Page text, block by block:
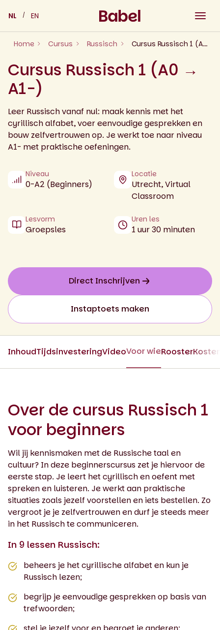
content
NL EN
Home Cursus Russisch Cursus Russisch 1 (A0 → A1-)
Cursus Russisch 1 (A0 →
A1-)
Leer Russisch vanaf nul: maak kennis met het
cyrillisch alfabet, voer eenvoudige gesprekken en
bouw zelfvertrouwen op. Je werkt toe naar niveau
A1- met praktische oefeningen.
Niveau
0-A2 (Beginners)
Locatie
Utrecht, Virtual
Classroom
Lesvorm
Groepsles
Uren les
1 uur 30 minuten
Direct Inschrijven
Instaptoets maken
InhoudTijdsinvesteringVideoVoor wieRooster
Over de cursus Russisch 1
voor beginners
Wil jij kennismaken met de Russische taal en
cultuur? In deze beginnerscursus zet je hiervoor de
eerste stap. Je leert het cyrillisch en oefent met
spreken en luisteren. Je werkt aan praktische
situaties zoals jezelf voorstellen en iets bestellen. Zo
vergroot je je zelfvertrouwen en durf je steeds meer
in het Russisch te communiceren.
In 9 lessen Russisch:
beheers je het cyrillische alfabet en kun je
Russisch lezen;
begrijp je eenvoudige gesprekken op basis van
trefwoorden;